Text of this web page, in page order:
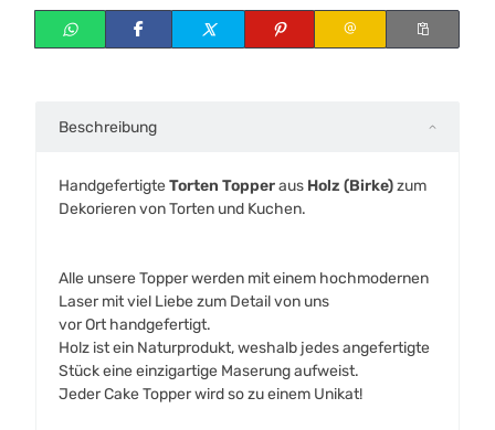
Beschreibung
HandgefertigteTorten Topperaus Holz (Birke)zum
Dekorieren von Torten und Kuchen.
Alle unsere Topper werden mit einem hochmodernen
Laser mit viel Liebe zum Detail von uns
vor Ort handgefertigt.
Holz ist ein Naturprodukt, weshalb jedes angefertigte
Stück eine einzigartige Maserung aufweist.
Jeder Cake Topper wird so zu einem Unikat!